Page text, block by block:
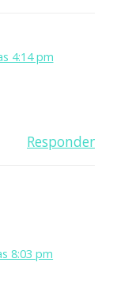
4:14 pm
Responder
8:03 pm